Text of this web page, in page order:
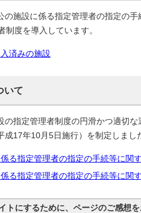
の施設に係る指定管理者の指定の
制度を導入しています。
済みの施設
いて
の指定管理者制度の円滑かつ適切
17年10月5日施行）を制定しまし
る指定管理者の指定の手続等に関
る指定管理者の指定の手続等に関
トにするために、ページのご感想を